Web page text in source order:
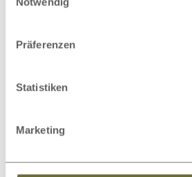
Präferenzen
Statistiken
Marketing
Wandspiegel „Sabrina“ aus Eiche